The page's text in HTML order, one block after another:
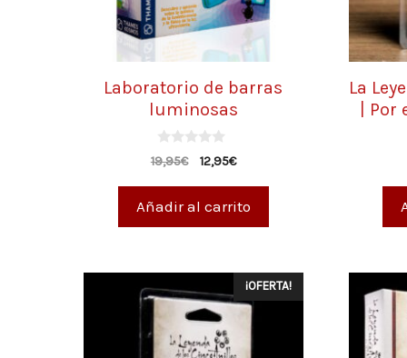
Laboratorio de barras
luminosas
0
d
19,95€ 12,95€
Añadir al carrito
La
|
¡OFERTA!